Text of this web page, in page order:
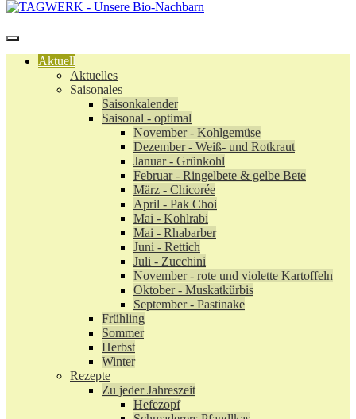
Aktuell
Aktuelles
Saisonales
Saisonkalender
Saisonal - optimal
November - Kohlgemüse
Dezember - Weiß- und Rotkraut
Januar - Grünkohl
Februar - Ringelbete & gelbe Bete
März - Chicorée
April - Pak Choi
Mai - Kohlrabi
Mai - Rhabarber
Juni - Rettich
Juli - Zucchini
November - rote und violette Kartoffeln
Oktober - Muskatkürbis
September - Pastinake
Frühling
Sommer
Herbst
Winter
Rezepte
Zu jeder Jahreszeit
Hefezopf